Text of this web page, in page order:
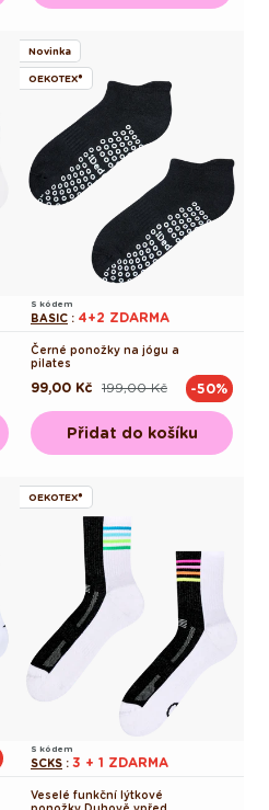
Novinka
OEKOTEX®
S kódem
BASIC : 4+2 ZDARMA
Černé ponožky na jógu a
pilates
Běžná
199,00 Kč
Výprodejová
99,00 Kč -50%
Přidat do košíku
OEKOTEX®
S kódem
SCKS : 3 + 1 ZDARMA
Veselé funkční lýtkové